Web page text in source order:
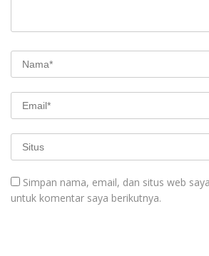
Simpan nama, email, dan situs web
untuk komentar saya berikutnya.